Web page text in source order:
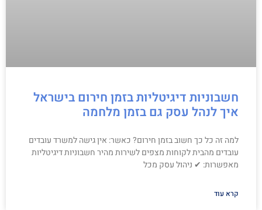
חשבוניות דיגיטליות בזמן חירום בישראל
איך לנהל עסק גם בזמן מלחמה
למה זה כל כך חשוב בזמן חירום? כאשר: אין גישה למשרד עובדים
עובדים מהבית לקוחות מצפים לשירות מהיר חשבוניות דיגיטליות
מאפשרות: ✔ ניהול עסק מכל
קרא עוד